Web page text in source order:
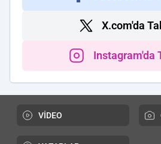
X.com'da
Instagram'da
VİDEO